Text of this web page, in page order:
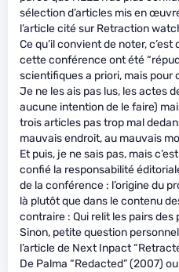
sélection d’articles mis en
l’article cité sur Retraction
Ce qu’il convient de noter,
cette conférence ont été
scientifiques a priori, mais pour
Je ne les ais pas lus, les actes
aucune intention de le faire)
trois articles pas trop mal
mauvais endroit, au mauvais
Et puis, je ne sais pas, mais
confié la responsabilité
de la conférence : l’origine du
là plutôt que dans le contenu
contraire : Qui relit les pairs des
Sinon, petite question
l’article de Next Inpact
De Palma “Redacted” (2007)